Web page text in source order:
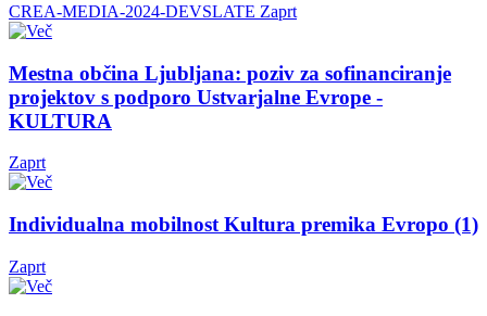
CREA-MEDIA-2024-DEVSLATE Zaprt
Mestna občina Ljubljana: poziv za sofinanciranje
projektov s podporo Ustvarjalne Evrope -
KULTURA
Zaprt
Individualna mobilnost Kultura premika Evropo (1)
Zaprt